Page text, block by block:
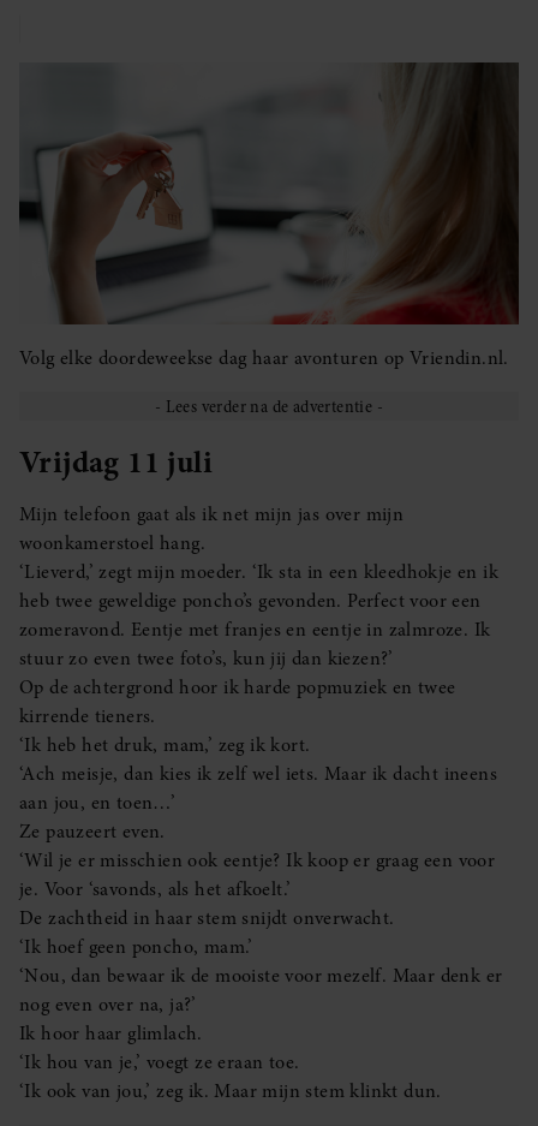
Volg elke doordeweekse dag haar avonturen op Vriendin.nl.
Vrijdag 11 juli
Mijn telefoon gaat als ik net mijn jas over mijn
woonkamerstoel hang.
‘Lieverd,’ zegt mijn moeder. ‘Ik sta in een kleedhokje en ik
heb twee geweldige poncho’s gevonden. Perfect voor een
zomeravond. Eentje met franjes en eentje in zalmroze. Ik
stuur zo even twee foto’s, kun jij dan kiezen?’
Op de achtergrond hoor ik harde popmuziek en twee
kirrende tieners.
‘Ik heb het druk, mam,’ zeg ik kort.
‘Ach meisje, dan kies ik zelf wel iets. Maar ik dacht ineens
aan jou, en toen…’
Ze pauzeert even.
‘Wil je er misschien ook eentje? Ik koop er graag een voor
je. Voor ‘savonds, als het afkoelt.’
De zachtheid in haar stem snijdt onverwacht.
‘Ik hoef geen poncho, mam.’
‘Nou, dan bewaar ik de mooiste voor mezelf. Maar denk er
nog even over na, ja?’
Ik hoor haar glimlach.
‘Ik hou van je,’ voegt ze eraan toe.
‘Ik ook van jou,’ zeg ik. Maar mijn stem klinkt dun.